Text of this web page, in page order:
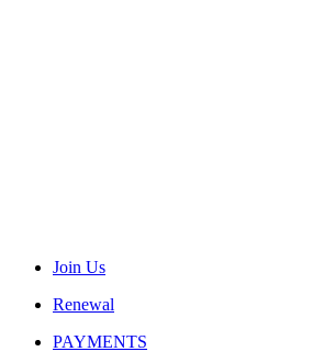
Join Us
Renewal
PAYMENTS